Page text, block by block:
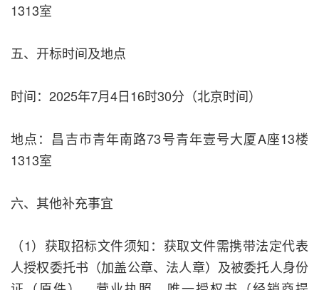
1313室
五、开标时间及地点
时间：2025年7月4日16时30分（北京时间）
地点：昌吉市青年南路73号青年壹号大厦A座13楼
1313室
六、其他补充事宜
（1）获取招标文件须知：获取文件需携带法定代表
人授权委托书（加盖公章、法人章）及被委托人身份